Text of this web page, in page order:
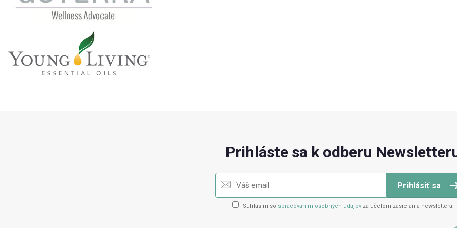
Prihláste sa k odberu
Prihlásiť sa
Súhlasím so spracovaním osobných údajovza účelom zasielania newslettera.